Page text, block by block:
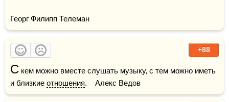
Георг Филипп Телеман
+88
С кем можно вместе слушать музыку, с тем можно иметь
и близкие отношения.    Алекс Ведов